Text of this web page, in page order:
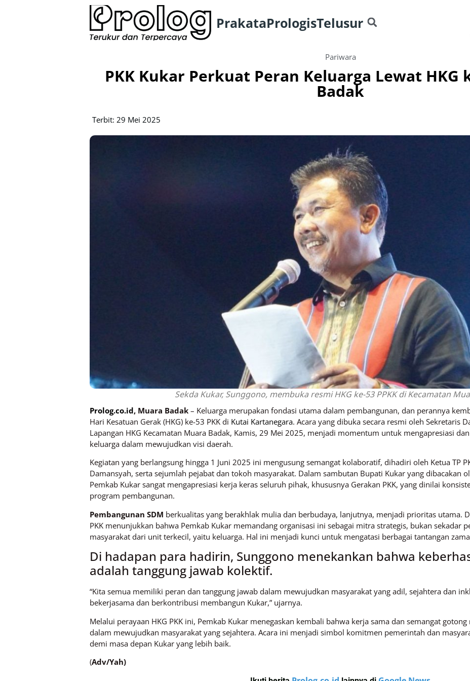
PrakataPrologisTelusur
Pariwara
PKK Kukar Perkuat Peran Keluarga Lewat HKG
Badak
Terbit: 29 Mei 2025
Sekda Kukar, Sunggono, membuka resmi HKG ke-53 PPKK di Kecamatan
Prolog.co.id, Muara Badak – Keluarga merupakan fondasi utama dalam pembangunan, dan perannya
Hari Kesatuan Gerak (HKG) ke-53 PKK di Kutai Kartanegara. Acara yang dibuka secara resmi oleh Sekretaris
Lapangan HKG Kecamatan Muara Badak, Kamis, 29 Mei 2025, menjadi momentum untuk mengapresiasi
keluarga dalam mewujudkan visi daerah.
Kegiatan yang berlangsung hingga 1 Juni 2025 ini mengusung semangat kolaboratif, dihadiri oleh Ketua TP
Damansyah, serta sejumlah pejabat dan tokoh masyarakat. Dalam sambutan Bupati Kukar yang dibacakan
Pemkab Kukar sangat mengapresiasi kerja keras seluruh pihak, khususnya Gerakan PKK, yang dinilai
program pembangunan.
Pembangunan SDM berkualitas yang berakhlak mulia dan berbudaya, lanjutnya, menjadi prioritas utama.
PKK menunjukkan bahwa Pemkab Kukar memandang organisasi ini sebagai mitra strategis, bukan sekadar
masyarakat dari unit terkecil, yaitu keluarga. Hal ini menjadi kunci untuk mengatasi berbagai tantangan
Di hadapan para hadirin, Sunggono menekankan bahwa
adalah tanggung jawab kolektif.
“Kita semua memiliki peran dan tanggung jawab dalam mewujudkan masyarakat yang adil, sejahtera dan
bekerjasama dan berkontribusi membangun Kukar,” ujarnya.
Melalui perayaan HKG PKK ini, Pemkab Kukar menegaskan kembali bahwa kerja sama dan semangat
dalam mewujudkan masyarakat yang sejahtera. Acara ini menjadi simbol komitmen pemerintah dan
demi masa depan Kukar yang lebih baik.
(Adv/Yah)